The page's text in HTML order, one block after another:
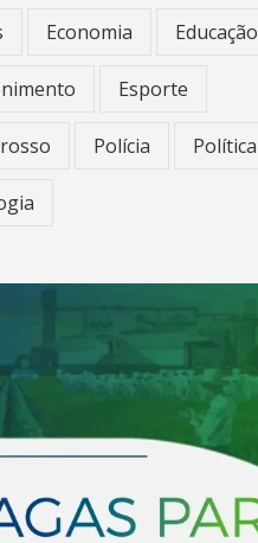
Economia Educação
Esporte
Polícia Política